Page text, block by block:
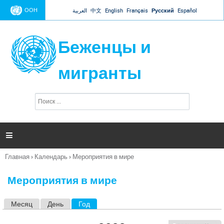
Jump to navigation
ООН العربية 中文 English Français Русский Español
Беженцы и
мигранты
п
и

Вы
Главная › Календарь › Мероприятия в мире
Мероприятия в мире
Месяц День Год